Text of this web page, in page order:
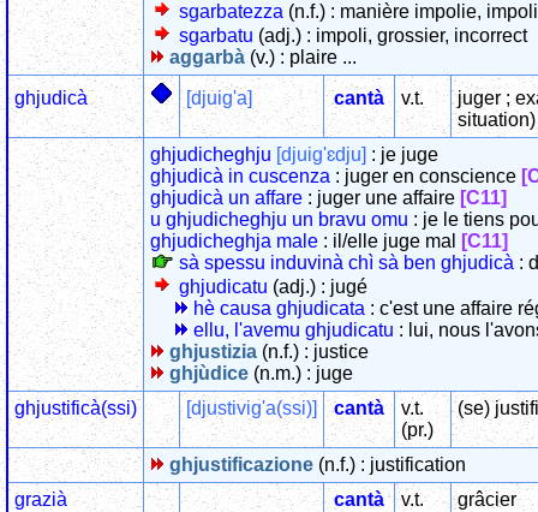
sgarbatezza (n.f.) : manière impolie,
sgarbatu (adj.) : impoli, grossier, incorrect
aggarbà (v.) : plaire ...
ghjudicà
[djuig'a] cantà v.t.
juger ;
situation)
ghjudicheghju [djuig'ɛdju] : je juge
ghjudicà in cuscenza : juger en conscience
ghjudicà un affare : juger une affaire [C11]
u ghjudicheghju un bravu omu : je le tiens
ghjudicheghja male : il/elle juge mal
[C11]
sà spessu induvinà chì sà ben ghjudicà :
ghjudicatu (adj.) : jugé
hè causa ghjudicata : c'est une affaire
ellu, l'avemu ghjudicatu : lui, nous
ghjustizia (n.f.) : justice
ghjùdice (n.m.) : juge
ghjustificà(ssi)
[djustivig'a(ssi)] cantà
v.t.
(pr.)
(se)
ghjustificazione (n.f.) : justification
grazià
cantà v.t. grâcier